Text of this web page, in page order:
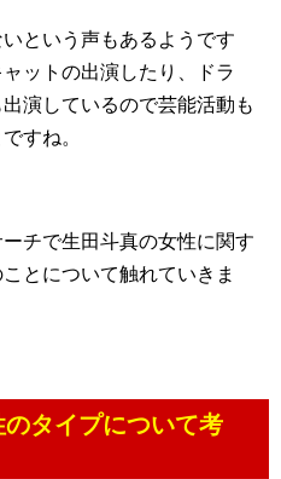
という声もあるようです
ットの出演したり、ドラ
演しているので芸能活動も
すね。
チで生田斗真の女性に関す
とについて触れていきま
タイプについて考